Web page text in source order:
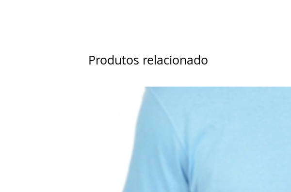
Tecido: Malha Fria (67% Poliéster 33% Viscose)
Impressão Frente e costas: Serigrafia (Silk Screen) de 1 cor
Local da Impressão: no peito, lado esquerdo;
Impressão Costas: Serigrafia (Silk Screen) de 1 cor
Local da Impressão: Costas (10cm abaixo da gola);
Tamanho da Impressão: Máximo 25x19cm.
Produtos relacionado